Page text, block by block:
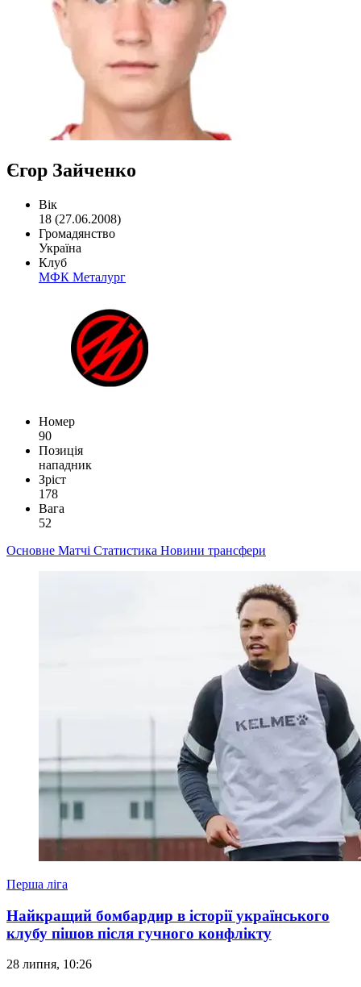
Єгор Зайченко
Вік
18 (27.06.2008)
Громадянство
Україна
Клуб
МФК Металург
Номер
90
Позиція
нападник
Зріст
178
Вага
52
Основне Матчі Статистика Новини трансфери
Перша ліга
Найкращий бомбардир в історії українського
клубу пішов після гучного конфлікту
28 липня, 10:26